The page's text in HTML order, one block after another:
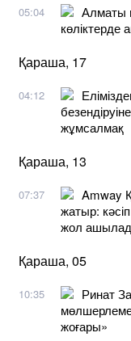
05:04
Алматы
көліктерде
Қараша, 17
04:12
жұмсалмақ
Қараша, 13
07:37
Amway
жатыр:
жол
Қараша, 05
10:35
Ринат
жоғары»